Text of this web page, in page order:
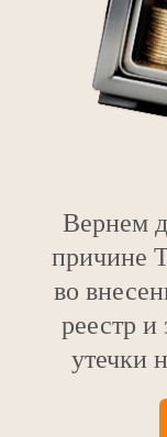
Вернем
причине
во
реестр и
утечки